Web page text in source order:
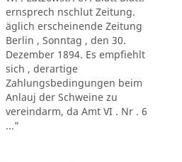
ernsprech nschlut Zeitung.
äglich erscheinende Zeitung
Berlin , Sonntag , den 30.
Dezember 1894. Es empfiehlt
sich , derartige
Zahlungsbedingungen beim
Anlauj der Schweine zu
vereindarm, da Amt VI . Nr . 6
..."